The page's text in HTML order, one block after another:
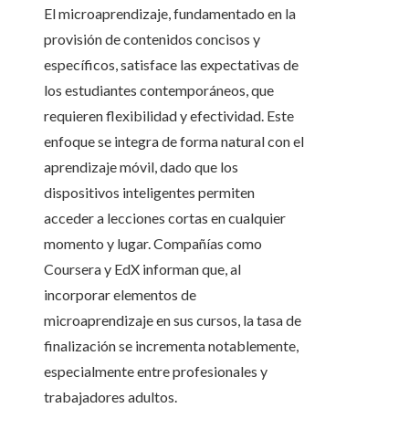
El microaprendizaje, fundamentado en la
provisión de contenidos concisos y
específicos, satisface las expectativas de
los estudiantes contemporáneos, que
requieren flexibilidad y efectividad. Este
enfoque se integra de forma natural con el
aprendizaje móvil, dado que los
dispositivos inteligentes permiten
acceder a lecciones cortas en cualquier
momento y lugar. Compañías como
Coursera y EdX informan que, al
incorporar elementos de
microaprendizaje en sus cursos, la tasa de
finalización se incrementa notablemente,
especialmente entre profesionales y
trabajadores adultos.